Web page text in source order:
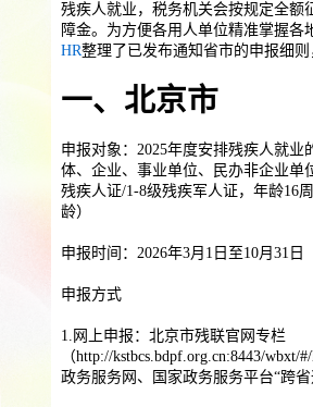
员工体验 员工商保 员工关怀
福利采购
企业助残残保业务
企业公益助残
个人社保保障业务
社保公积金缴纳
数组营销创新业务
营销立减金 扫码营销红包 城
公司介绍
加入我们
服务优势
智能工具
残疾人就业，税务机关会按规定全额
障金。为方便各用人单位精准掌握各
HR整理了已发布通知省市的申报细则
一、北京市
申报对象：2025年度安排残疾人就业
体、企业、事业单位、民办非企业单
残疾人证/1-8级残疾军人证，年龄16
龄）
申报时间：2026年3月1日至10月31日
申报方式
1.网上申报：北京市残联官网专栏
（http://kstbcs.bdpf.org.cn:8443/wbxt/
政务服务网、国家政务服务平台“跨省